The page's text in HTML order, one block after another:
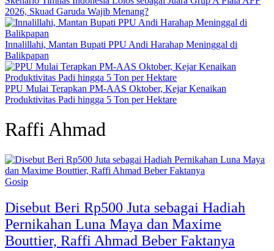
2026, Skuad Garuda Wajib Menang?
Innalillahi, Mantan Bupati PPU Andi Harahap Meninggal di
Balikpapan
PPU Mulai Terapkan PM-AAS Oktober, Kejar Kenaikan
Produktivitas Padi hingga 5 Ton per Hektare
Raffi Ahmad
Gosip
Disebut Beri Rp500 Juta sebagai Hadiah
Pernikahan Luna Maya dan Maxime
Bouttier, Raffi Ahmad Beber Faktanya